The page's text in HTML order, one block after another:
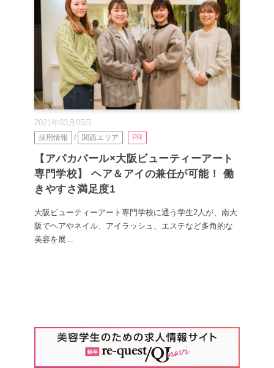
2021年03月05日
採用情報 / 関西エリア PR
【アパカバール×大阪ビューティーアート
専門学校】 ヘア＆アイの兼任が可能！ 働
きやすさ満足度1
大阪ビューティーアート専門学校に通う学生2人が、南大
阪でヘアやネイル、アイラッシュ、エステなど多角的な
美容を展...